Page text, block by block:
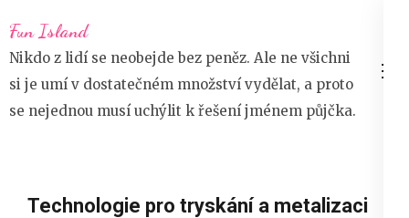
na
obsah
(stiskněte
Enter)
Fun Island
Nikdo z lidí se neobejde bez peněz. Ale ne všichni
si je umí v dostatečném množství vydělat, a proto
se nejednou musí uchýlit k řešení jménem půjčka.
Technologie pro tryskání a metalizaci